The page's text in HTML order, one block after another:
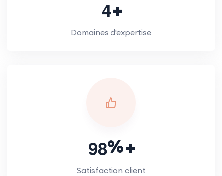
4
Domaines d'expertise
98%
Satisfaction client